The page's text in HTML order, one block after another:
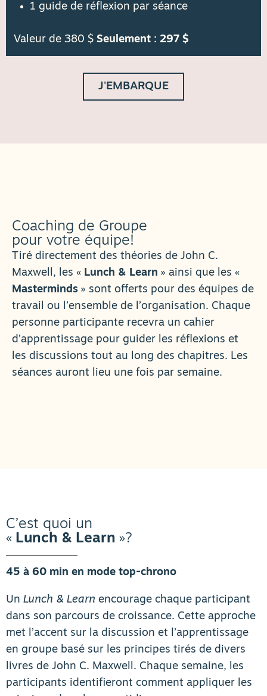
1 guide de réflexion par séance
Valeur de 380 $ Seulement : 297 $
J'EMBARQUE
Coaching de Groupe
pour votre équipe!
Tiré directement des théories de John C.
Maxwell, les « Lunch & Learn » ainsi que les «
Masterminds » sont offerts pour des équipes de
travail ou l’ensemble de l’organisation. Chaque
personne participante recevra un cahier
d’apprentissage pour guider les réflexions et
les discussions tout au long des chapitres. Les
séances auront lieu une fois par semaine.
C’est quoi un
« Lunch & Learn »?
45 à 60 min en mode top-chrono
Un Lunch & Learn encourage chaque participant
dans son parcours de croissance. Cette approche
met l’accent sur la discussion et l’apprentissage
en groupe basé sur les principes tirés de divers
livres de John C. Maxwell. Chaque semaine, les
participants identifieront comment appliquer les